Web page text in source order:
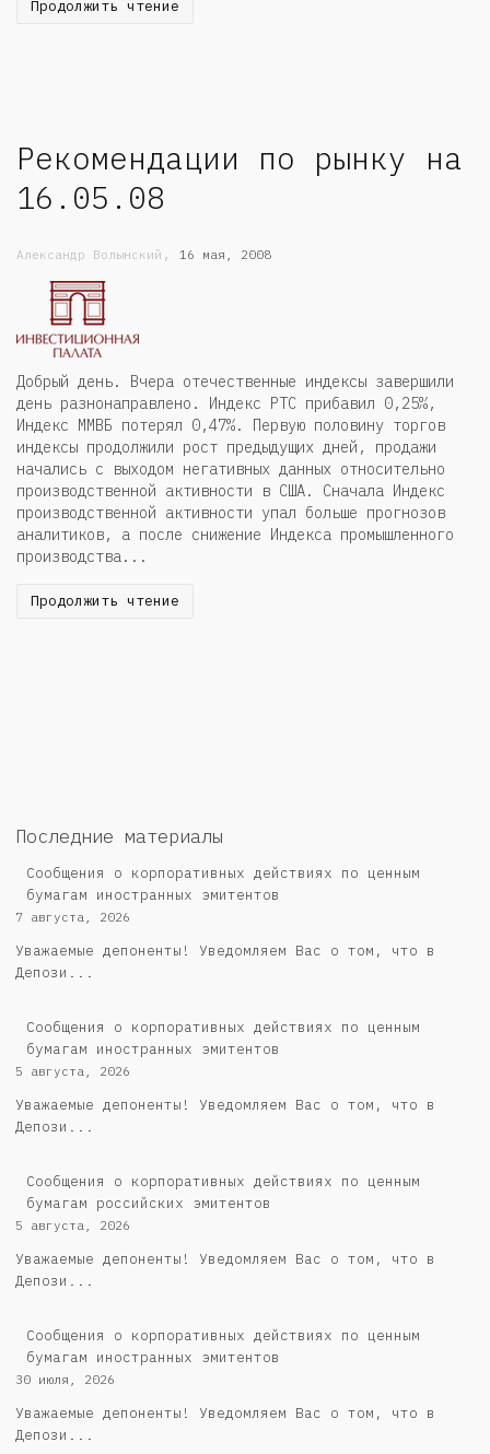
Продолжить чтение
Рекомендации по рынку на
16.05.08
Александр Волынский , 16 мая, 2008
Добрый день. Вчера отечественные индексы завершили
день разнонаправлено. Индекс РТС прибавил 0,25%,
Индекс ММВБ потерял 0,47%. Первую половину торгов
индексы продолжили рост предыдущих дней, продажи
начались с выходом негативных данных относительно
производственной активности в США. Сначала Индекс
производственной активности упал больше прогнозов
аналитиков, а после снижение Индекса промышленного
производства...
Продолжить чтение
Последние материалы
Сообщения о корпоративных действиях по ценным
бумагам иностранных эмитентов
7 августа, 2026
Уважаемые депоненты! Уведомляем Вас о том, что в
Депози...
Сообщения о корпоративных действиях по ценным
бумагам иностранных эмитентов
5 августа, 2026
Уважаемые депоненты! Уведомляем Вас о том, что в
Депози...
Cообщения о корпоративных действиях по ценным
бумагам российских эмитентов
5 августа, 2026
Уважаемые депоненты! Уведомляем Вас о том, что в
Депози...
Сообщения о корпоративных действиях по ценным
бумагам иностранных эмитентов
30 июля, 2026
Уважаемые депоненты! Уведомляем Вас о том, что в
Депози...